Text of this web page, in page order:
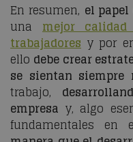
En resumen, el papel
una mejor
trabajadores y por
ello debe crear
se sientan
trabajo,
empresa y, algo
fundamentales en